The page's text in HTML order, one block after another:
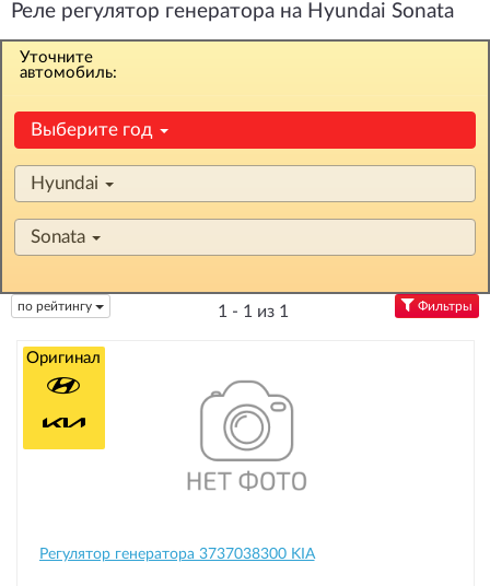
Реле регулятор генератора на Hyundai Sonata
Уточните
автомобиль:
Выберите год
Hyundai
Sonata
по рейтингу 1 - 1 из 1 Фильтры
Регулятор генератора 3737038300 KIA
Оригинал